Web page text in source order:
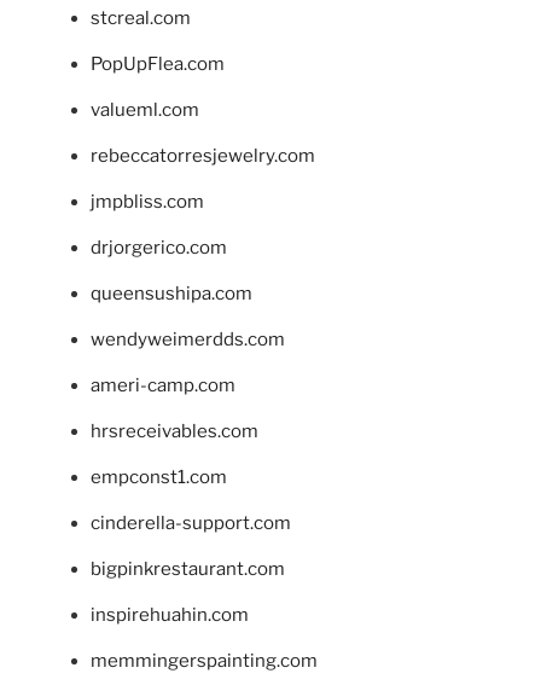
stcreal.com
PopUpFlea.com
valueml.com
rebeccatorresjewelry.com
jmpbliss.com
drjorgerico.com
queensushipa.com
wendyweimerdds.com
ameri-camp.com
hrsreceivables.com
empconst1.com
cinderella-support.com
bigpinkrestaurant.com
inspirehuahin.com
memmingerspainting.com